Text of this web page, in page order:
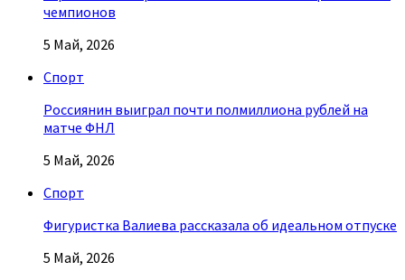
чемпионов
5 Май, 2026
Спорт
Россиянин выиграл почти полмиллиона рублей на
матче ФНЛ
5 Май, 2026
Спорт
Фигуристка Валиева рассказала об идеальном отпуске
5 Май, 2026